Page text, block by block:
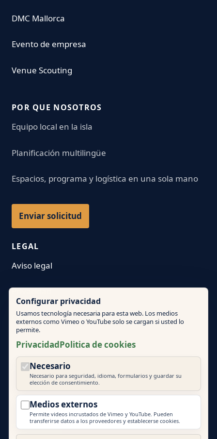
DMC Mallorca
Evento de empresa
Venue Scouting
POR QUE NOSOTROS
Equipo local en la isla
Planificación multilingüe
Espacios, programa y logística en una sola mano
Enviar solicitud
LEGAL
Aviso legal
Privacidad
Condiciones
Politica de cookies
Ajustes de cookies
© 2026 Mallorca Teambuilding
Configurar privacidad
Usamos tecnología necesaria para esta web. Los medios
externos como Vimeo o YouTube solo se cargan si usted lo
permite.
PrivacidadPolitica de cookies
Necesario
Necesario para seguridad, idioma, formularios y guardar su
elección de consentimiento.
Medios externos
Permite videos incrustados de Vimeo y YouTube. Pueden
transferirse datos a los proveedores y establecerse cookies.